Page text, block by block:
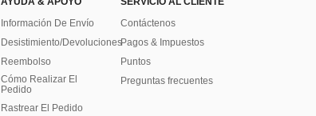
Información De Envío
Desistimiento/Devoluciones
Reembolso
Cómo Realizar El
Pedido
Rastrear El Pedido
Contáctenos
Pagos & Impuestos
Puntos
Preguntas frecuentes